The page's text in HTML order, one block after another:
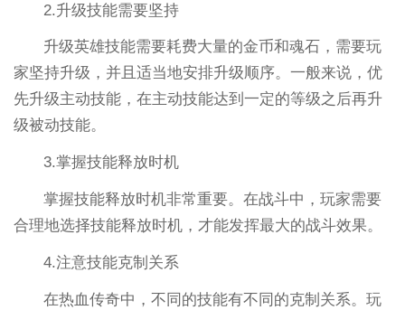
2.升级技能需要坚持
升级英雄技能需要耗费大量的金币和魂石，需要玩
家坚持升级，并且适当地安排升级顺序。一般来说，优
先升级主动技能，在主动技能达到一定的等级之后再升
级被动技能。
3.掌握技能释放时机
掌握技能释放时机非常重要。在战斗中，玩家需要
合理地选择技能释放时机，才能发挥最大的战斗效果。
4.注意技能克制关系
在热血传奇中，不同的技能有不同的克制关系。玩